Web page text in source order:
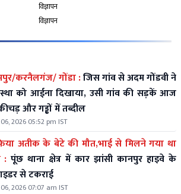
विज्ञापन
विज्ञापन
परसपुर/करनैलगंज/ गोंडा :जिस गांव से अदम गोंडवी ने
को आईना दिखाया, उसी गांव की सड़कें आज
और गड्ढों में तब्दील
2026 05:52 pm IST
अतीक के बेटे की मौत,भाई से मिलने गया था
जेल : पूंछ थाना क्षेत्र में कार झांसी कानपुर हाइवे के
से टकराई
2026 07:07 am IST